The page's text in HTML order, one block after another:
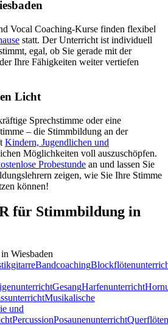
Vocal Coaching-Kurse finden flexibel
statt. Der Unterricht ist individuell
egal, ob Sie gerade mit der
Ihre Fähigkeiten weiter vertiefen
Licht
Sprechstimme oder eine
– die Stimmbildung an der
Kindern, Jugendlichen und
Möglichkeiten voll auszuschöpfen.
Probestunde an und lassen Sie
zeigen, wie Sie Ihre Stimme
können!
für Stimmbildung in
Wiesbaden
Bandcoaching
GesangHarfenunterricht
Musikalische
und
PercussionPosaunenunterricht